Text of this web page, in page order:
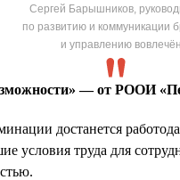
Сергей Барышников,
по развитию и коммуникации
и управлению
— от РООИ
достанется
условия труда для